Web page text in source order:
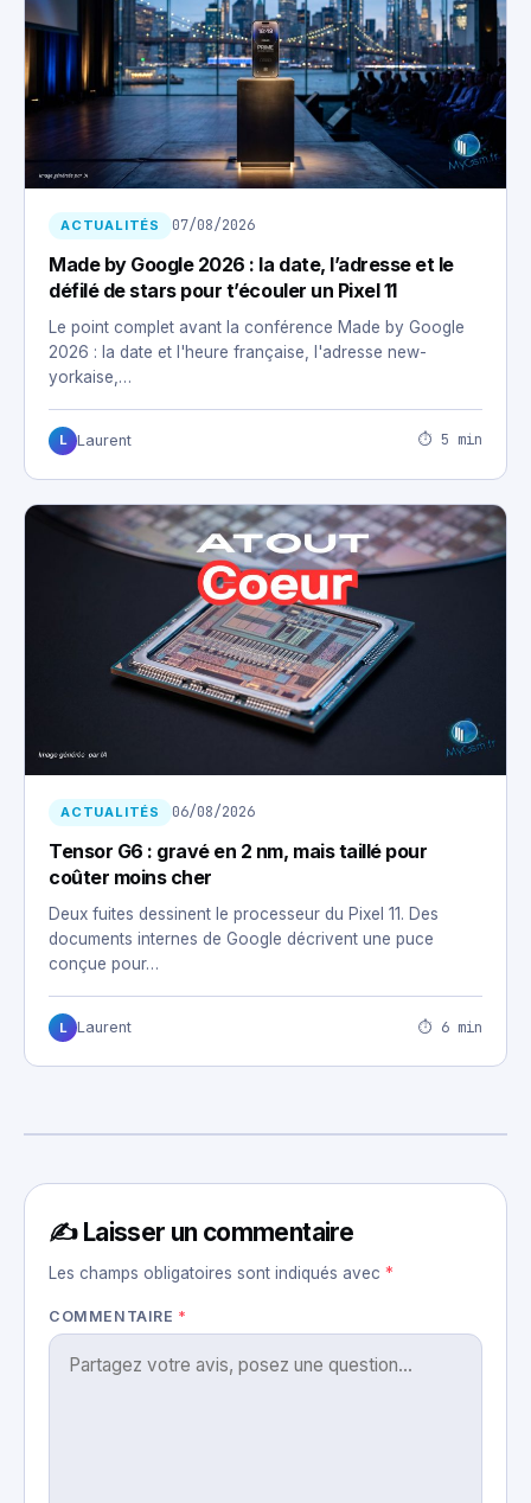
ACTUALITÉS 07/08/2026
Made by Google 2026 : la date, l’adresse et le
défilé de stars pour t’écouler un Pixel 11
Le point complet avant la conférence Made by Google
2026 : la date et l'heure française, l'adresse new-
yorkaise,…
L Laurent ⏱ 5 min
ACTUALITÉS 06/08/2026
Tensor G6 : gravé en 2 nm, mais taillé pour
coûter moins cher
Deux fuites dessinent le processeur du Pixel 11. Des
documents internes de Google décrivent une puce
conçue pour…
L Laurent ⏱ 6 min
✍️ Laisser un commentaire
Les champs obligatoires sont indiqués avec *
COMMENTAIRE *